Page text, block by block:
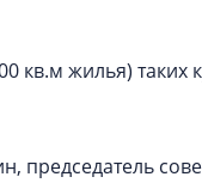
кв.м жилья) таких
председатель